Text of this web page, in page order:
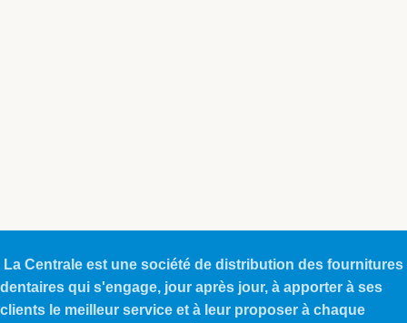
La Centrale est une société de distribution des fournitures
dentaires qui s'engage, jour après jour, à apporter à ses
clients le meilleur service et à leur proposer à chaque